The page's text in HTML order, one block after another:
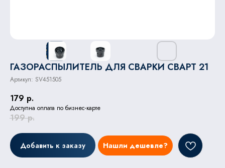
ГАЗОРАСПЫЛИТЕЛЬ ДЛЯ СВАРКИ СВАРТ 21
Артикул: SV451505
179 р.
Доступна оплата по бизнес-карте
199 р.
Добавить к заказу Нашли дешевле?